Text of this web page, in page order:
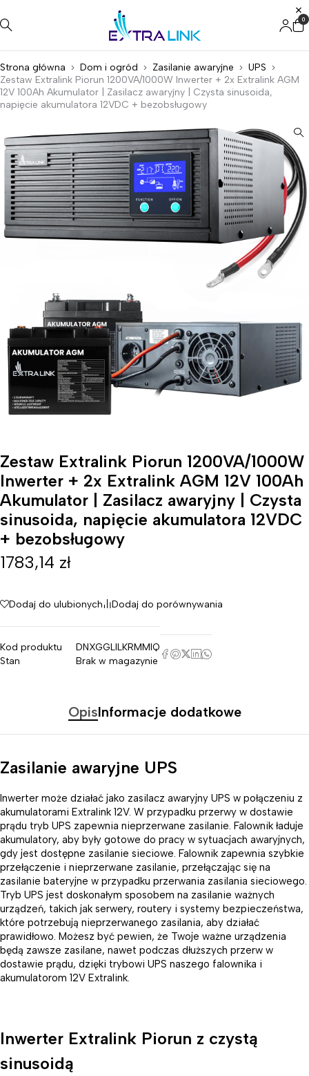
0
Strona główna Dom i ogród Zasilanie awaryjne
UPS
Zestaw Extralink Piorun 1200VA/1000W Inwerter + 2x Extralink AGM
12V 100Ah Akumulator | Zasilacz awaryjny | Czysta sinusoida,
napięcie akumulatora 12VDC + bezobsługowy
Zestaw Extralink Piorun 1200VA/1000W
Inwerter + 2x Extralink AGM 12V 100Ah
Akumulator | Zasilacz awaryjny | Czysta
sinusoida, napięcie akumulatora 12VDC
+ bezobsługowy
1783,14 zł
Dodaj do ulubionych Dodaj do porównywania
Kod produktu
DNXGGLILKRMMIQ
Stan
Brak w magazynie
OpisInformacje dodatkowe
Zasilanie awaryjne UPS
Inwerter może działać jako zasilacz awaryjny UPS w połączeniu z
akumulatorami Extralink 12V. W przypadku przerwy w dostawie
prądu tryb UPS zapewnia nieprzerwane zasilanie. Falownik ładuje
akumulatory, aby były gotowe do pracy w sytuacjach awaryjnych,
gdy jest dostępne zasilanie sieciowe. Falownik zapewnia szybkie
przełączenie i nieprzerwane zasilanie, przełączając się na
zasilanie bateryjne w przypadku przerwania zasilania sieciowego.
Tryb UPS jest doskonałym sposobem na zasilanie ważnych
urządzeń, takich jak serwery, routery i systemy bezpieczeństwa,
które potrzebują nieprzerwanego zasilania, aby działać
prawidłowo. Możesz być pewien, że Twoje ważne urządzenia
będą zawsze zasilane, nawet podczas dłuższych przerw w
dostawie prądu, dzięki trybowi UPS naszego falownika i
akumulatorom 12V Extralink.
Inwerter Extralink Piorun z czystą
sinusoidą